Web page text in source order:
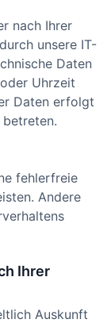
nach Ihrer
unsere IT-
Daten
Uhrzeit
Daten erfolgt
fehlerfreie
Andere
Ihrer
Auskunft